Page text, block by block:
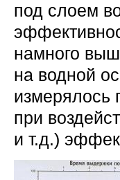
под слоем
намного
на водной
измерялось
при
и т.д.)